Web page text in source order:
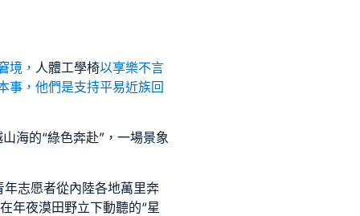
境， 人體工學椅以享樂不言
事，他們是支持平易近族回
海的“綠色奔赴”，一場景象
年志愿者從內陸各地萬里奔
年夜漠田野立下動聽的“星